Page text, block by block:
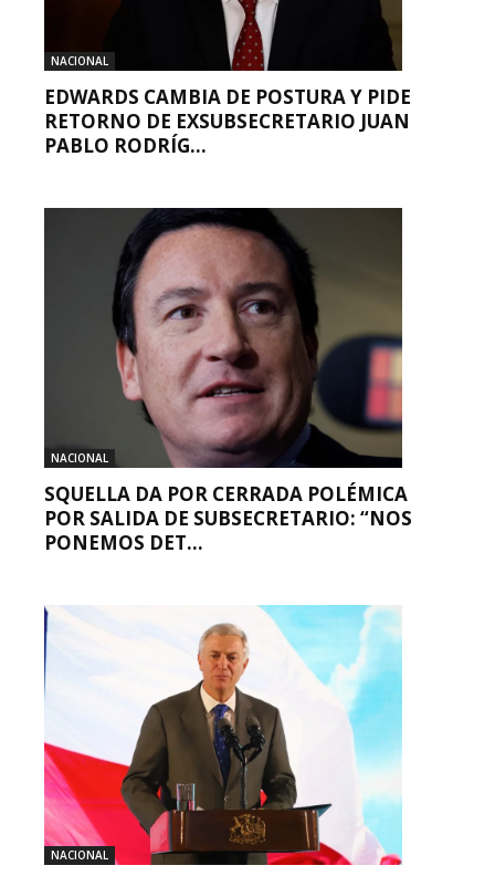
NACIONAL
EDWARDS CAMBIA DE POSTURA Y PIDE
RETORNO DE EXSUBSECRETARIO JUAN
PABLO RODRÍG...
NACIONAL
SQUELLA DA POR CERRADA POLÉMICA
POR SALIDA DE SUBSECRETARIO: “NOS
PONEMOS DET...
NACIONAL